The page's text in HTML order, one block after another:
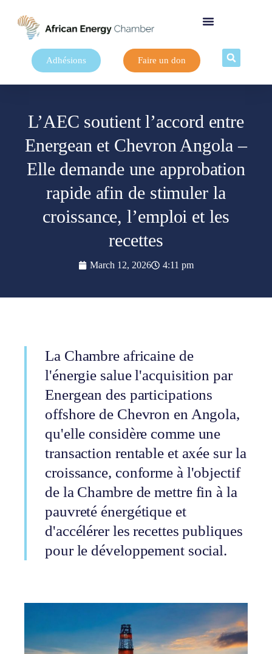
Adhésions Faire un don
L’AEC soutient l’accord entre
Energean et Chevron Angola –
Elle demande une approbation
rapide afin de stimuler la
croissance, l’emploi et les
recettes
March 12, 2026 4:11 pm
La Chambre africaine de
l'énergie salue l'acquisition par
Energean des participations
offshore de Chevron en Angola,
qu'elle considère comme une
transaction rentable et axée sur la
croissance, conforme à l'objectif
de la Chambre de mettre fin à la
pauvreté énergétique et
d'accélérer les recettes publiques
pour le développement social.